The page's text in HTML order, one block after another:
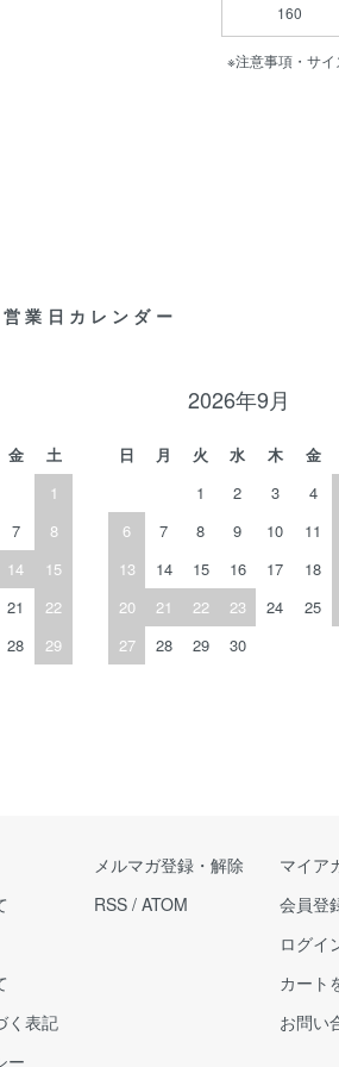
160
※注意事項・サ
営業日カレンダー
金
土
1
7
8
14
15
21
22
28
29
2026年9月
日 月 火 水 木 金
1
2 3 4
6
7 8 9 10 11
13
14 15 16 17 18
20
21 22 23 24 25
27
28 29 30
く表記
ー
メルマガ登録・解除
RSS / ATOM
マイア
会員登
ログイ
カート
お問い